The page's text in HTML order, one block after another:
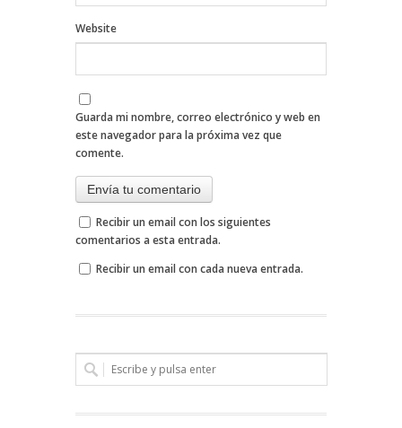
Website
Guarda mi nombre, correo electrónico y web en
este navegador para la próxima vez que
comente.
Recibir un email con los siguientes
comentarios a esta entrada.
Recibir un email con cada nueva entrada.